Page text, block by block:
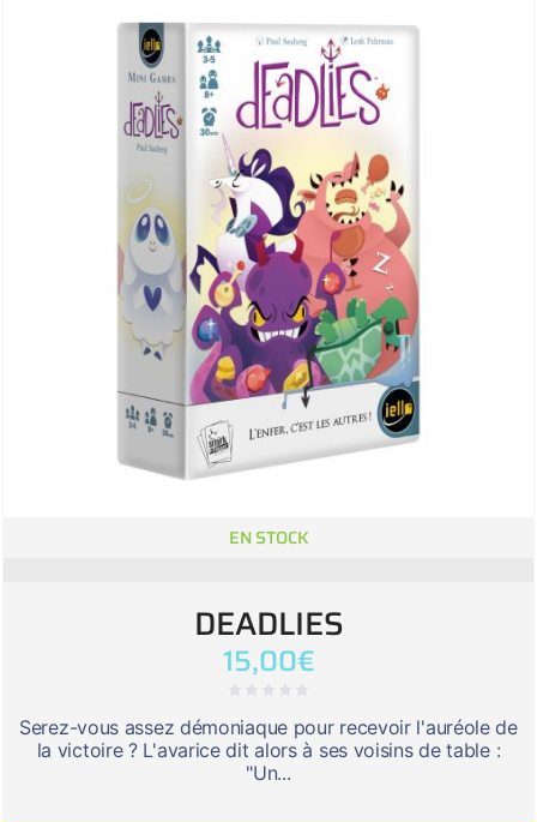
EN STOCK
DEADLIES
15,00€
Serez-vous assez démoniaque pour recevoir l'auréole de
la victoire ? L'avarice dit alors à ses voisins de table :
"Un...